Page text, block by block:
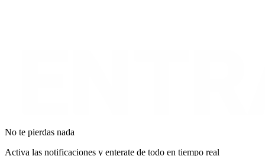
No te pierdas nada
Activa las notificaciones y enterate de todo en tiempo real